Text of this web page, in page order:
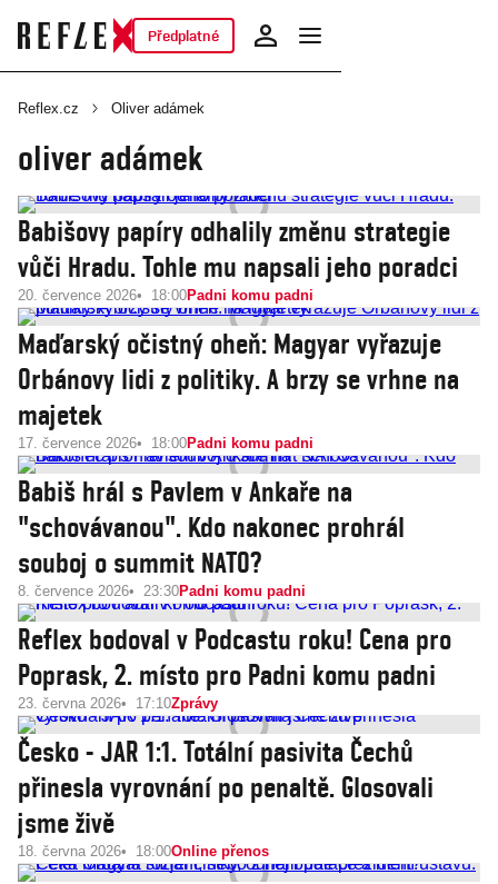
Předplatné
Reflex.cz Oliver adámek
oliver adámek
Babišovy papíry odhalily změnu strategie
vůči Hradu. Tohle mu napsali jeho poradci
20. července 2026 18:00Padni komu padni
Maďarský očistný oheň: Magyar vyřazuje
Orbánovy lidi z politiky. A brzy se vrhne na
majetek
17. července 2026 18:00Padni komu padni
Babiš hrál s Pavlem v Ankaře na
"schovávanou". Kdo nakonec prohrál
souboj o summit NATO?
8. července 2026 23:30Padni komu padni
Reflex bodoval v Podcastu roku! Cena pro
Poprask, 2. místo pro Padni komu padni
23. června 2026 17:10Zprávy
Česko - JAR 1:1. Totální pasivita Čechů
přinesla vyrovnání po penaltě. Glosovali
jsme živě
18. června 2026 18:00Online přenos